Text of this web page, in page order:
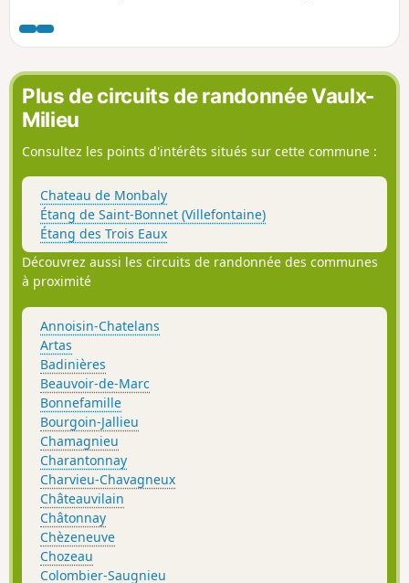
Plus de circuits de randonnée Vaulx-
Milieu
Consultez les points d'intérêts situés sur cette commune :
Chateau de Monbaly
Étang de Saint-Bonnet (Villefontaine)
Étang des Trois Eaux
Découvrez aussi les circuits de randonnée des communes
à proximité
Annoisin-Chatelans
Artas
Badinières
Beauvoir-de-Marc
Bonnefamille
Bourgoin-Jallieu
Chamagnieu
Charantonnay
Charvieu-Chavagneux
Châteauvilain
Châtonnay
Chèzeneuve
Chozeau
Colombier-Saugnieu